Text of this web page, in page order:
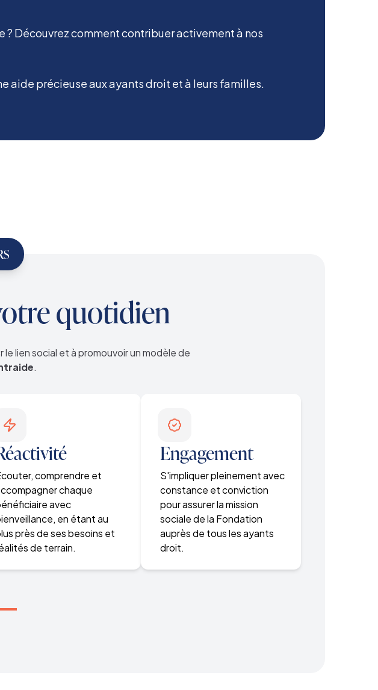
? Découvrez comment contribuer activement à nos
aide précieuse aux ayants droit et à leurs familles.
quotidien
lien social et à promouvoir un modèle de
.
comprendre et
chaque
avec
en étant au
près de ses besoins et
de terrain.
Engagement
S'impliquer pleinement avec
constance et conviction
pour assurer la mission
sociale de la Fondation
auprès de tous les ayants
droit.